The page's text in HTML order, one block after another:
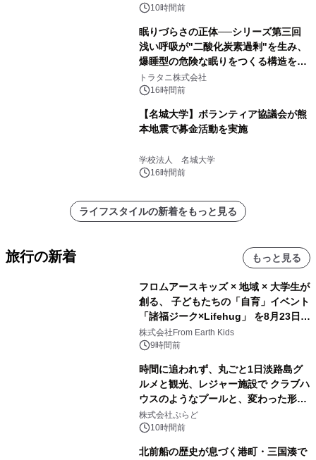
得な素泊まり連泊プランで
10時間前
眠りづらさの正体──シリーズ第三回
浅い呼吸が"二酸化炭素過剰"を生み、
爆睡型の危険な眠りをつくる構造を解
説
トラタニ株式会社
16時間前
【名城大学】ボランティア協議会が熊
本地震で募金活動を実施
学校法人 名城大学
16時間前
ライフスタイルの新着をもっと見る
旅行の新着 もっと見る
フロムアースキッズ × 地域 × 大学生が
創る、 子どもたちの「自育」イベント
「諸福ジーク×Lifehug」 を8月23日
(日)開催
株式会社From Earth Kids
9時間前
時間に追われず、丸ごと1日淡路島グ
ルメと観光、レジャー施設で クラブハ
ウスのようなプールと、変わった形の
サウナも 「THE BOXY AWAJI」のお
得な素泊まり連泊プランで
株式会社ぷらど
10時間前
北前船の歴史が息づく港町・三国湊で